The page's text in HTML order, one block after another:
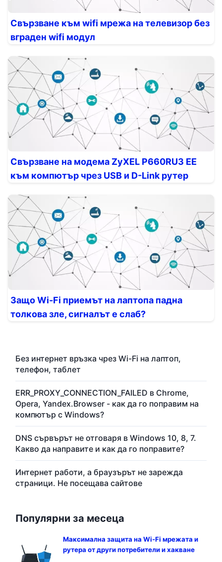
Свързване към wifi мрежа на телевизор без
вграден wifi модул
Свързване на модема ZyXEL P660RU3 EE
към компютър чрез USB и D-Link рутер
Защо Wi-Fi приемът на лаптопа падна
толкова зле, сигналът е слаб?
Без интернет връзка чрез Wi-Fi на лаптоп,
телефон, таблет
ERR_PROXY_CONNECTION_FAILED в Chrome,
Opera, Yandex.Browser - как да го поправим на
компютър с Windows?
DNS сървърът не отговаря в Windows 10, 8, 7.
Какво да направите и как да го поправите?
Интернет работи, а браузърът не зарежда
страници. Не посещава сайтове
Популярни за месеца
Максимална защита на Wi-Fi мрежата и
рутера от други потребители и хакване